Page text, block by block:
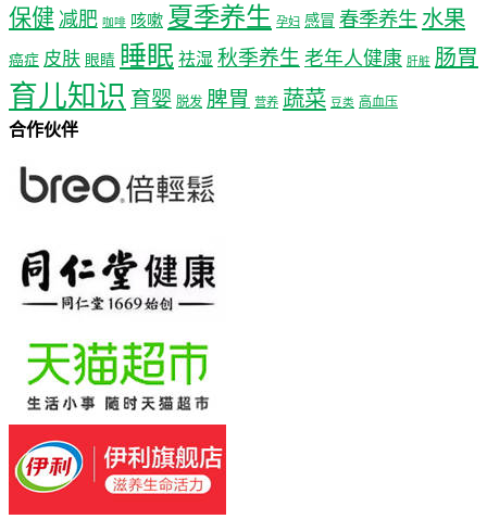
保健 减肥 咖啡 咳嗽 夏季养生 孕妇 感冒 春季养生 水果
癌症 皮肤 眼睛 睡眠 祛湿 秋季养生 老年人健康 肝脏 肠胃
育儿知识 育婴 脱发 脾胃 营养 蔬菜 豆类 高血压
合作伙伴